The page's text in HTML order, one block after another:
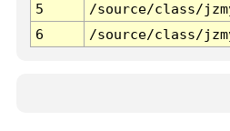
5
/source/class/
6
/source/class/